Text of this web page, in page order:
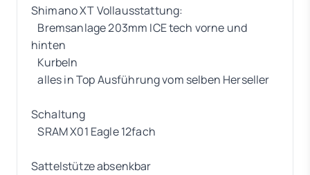
Shimano XT Vollausstattung:
Bremsanlage 203mm ICE tech vorne und
hinten
Kurbeln
alles in Top Ausführung vom selben Herseller
Schaltung
SRAM X01 Eagle 12fach
Sattelstütze absenkbar